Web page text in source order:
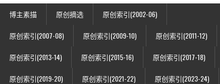
博主素描 原创摘选 原创索引(2002-06)
原创索引(2007-08) 原创索引(2009-10) 原创索引(2011-12)
原创索引(2013-14) 原创索引(2015-16) 原创索引(2017-18)
原创索引(2019-20) 原创索引(2021-22) 原创索引(2023-24)